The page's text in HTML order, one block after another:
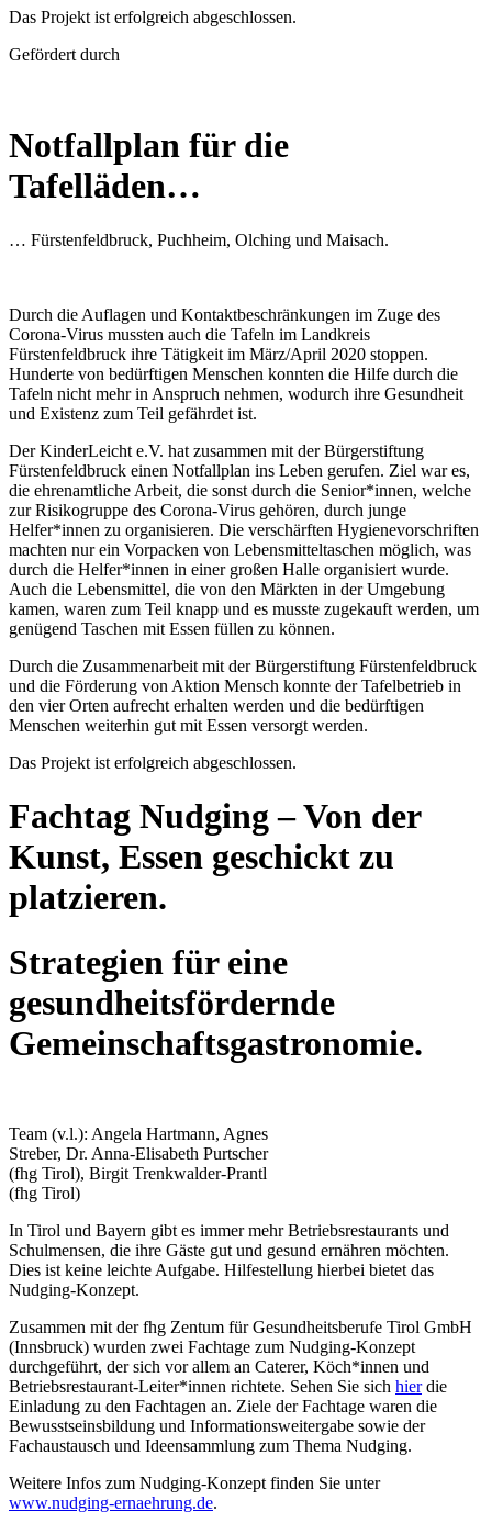
Das Projekt ist erfolgreich abgeschlossen.
Gefördert durch
Notfallplan für die
Tafelläden…
… Fürstenfeldbruck, Puchheim, Olching und Maisach.
Durch die Auflagen und Kontaktbeschränkungen im Zuge des
Corona-Virus mussten auch die Tafeln im Landkreis
Fürstenfeldbruck ihre Tätigkeit im März/April 2020 stoppen.
Hunderte von bedürftigen Menschen konnten die Hilfe durch die
Tafeln nicht mehr in Anspruch nehmen, wodurch ihre Gesundheit
und Existenz zum Teil gefährdet ist.
Der KinderLeicht e.V. hat zusammen mit der Bürgerstiftung
Fürstenfeldbruck einen Notfallplan ins Leben gerufen. Ziel war es,
die ehrenamtliche Arbeit, die sonst durch die Senior*innen, welche
zur Risikogruppe des Corona-Virus gehören, durch junge
Helfer*innen zu organisieren. Die verschärften Hygienevorschriften
machten nur ein Vorpacken von Lebensmitteltaschen möglich, was
durch die Helfer*innen in einer großen Halle organisiert wurde.
Auch die Lebensmittel, die von den Märkten in der Umgebung
kamen, waren zum Teil knapp und es musste zugekauft werden, um
genügend Taschen mit Essen füllen zu können.
Durch die Zusammenarbeit mit der Bürgerstiftung Fürstenfeldbruck
und die Förderung von Aktion Mensch konnte der Tafelbetrieb in
den vier Orten aufrecht erhalten werden und die bedürftigen
Menschen weiterhin gut mit Essen versorgt werden.
Das Projekt ist erfolgreich abgeschlossen.
Fachtag Nudging – Von der
Kunst, Essen geschickt zu
platzieren.
Strategien für eine
gesundheitsfördernde
Gemeinschaftsgastronomie.
Team (v.l.): Angela Hartmann, Agnes
Streber, Dr. Anna-Elisabeth Purtscher
(fhg Tirol), Birgit Trenkwalder-Prantl
(fhg Tirol)
In Tirol und Bayern gibt es immer mehr Betriebsrestaurants und
Schulmensen, die ihre Gäste gut und gesund ernähren möchten.
Dies ist keine leichte Aufgabe. Hilfestellung hierbei bietet das
Nudging-Konzept.
Zusammen mit der fhg Zentum für Gesundheitsberufe Tirol GmbH
(Innsbruck) wurden zwei Fachtage zum Nudging-Konzept
durchgeführt, der sich vor allem an Caterer, Köch*innen und
Betriebsrestaurant-Leiter*innen richtete. Sehen Sie sich hierdie
Einladung zu den Fachtagen an. Ziele der Fachtage waren die
Bewusstseinsbildung und Informationsweitergabe sowie der
Fachaustausch und Ideensammlung zum Thema Nudging.
Weitere Infos zum Nudging-Konzept finden Sie unter
www.nudging-ernaehrung.de.